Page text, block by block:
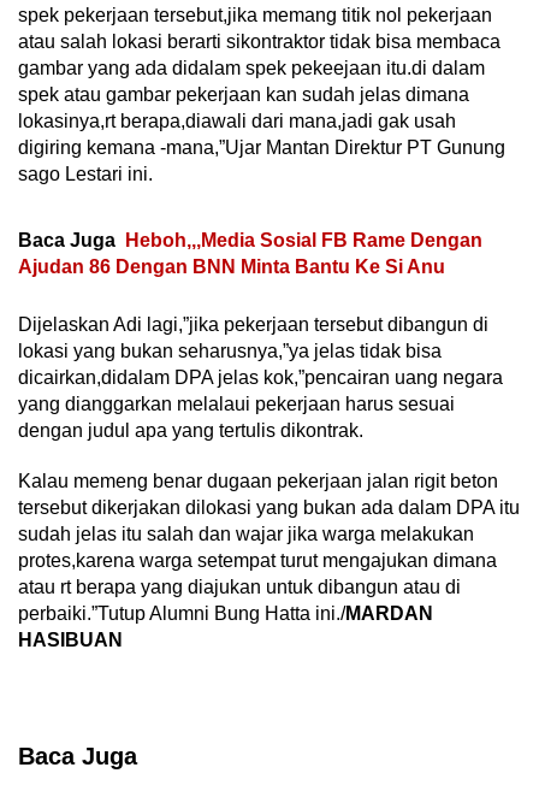
spek pekerjaan tersebut,jika memang titik nol pekerjaan
atau salah lokasi berarti sikontraktor tidak bisa membaca
gambar yang ada didalam spek pekeejaan itu.di dalam
spek atau gambar pekerjaan kan sudah jelas dimana
lokasinya,rt berapa,diawali dari mana,jadi gak usah
digiring kemana -mana,”Ujar Mantan Direktur PT Gunung
sago Lestari ini.
Baca Juga
Heboh,,,Media Sosial FB Rame Dengan
Ajudan 86 Dengan BNN Minta Bantu Ke Si Anu
Dijelaskan Adi lagi,”jika pekerjaan tersebut dibangun di
lokasi yang bukan seharusnya,”ya jelas tidak bisa
dicairkan,didalam DPA jelas kok,”pencairan uang negara
yang dianggarkan melalaui pekerjaan harus sesuai
dengan judul apa yang tertulis dikontrak.
Kalau memeng benar dugaan pekerjaan jalan rigit beton
tersebut dikerjakan dilokasi yang bukan ada dalam DPA itu
sudah jelas itu salah dan wajar jika warga melakukan
protes,karena warga setempat turut mengajukan dimana
atau rt berapa yang diajukan untuk dibangun atau di
perbaiki.”Tutup Alumni Bung Hatta ini./MARDAN
HASIBUAN
Baca Juga